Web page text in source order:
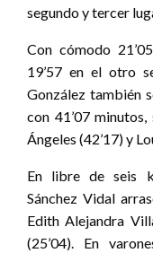
segundo y tercer
Con cómodo
19’57 en el otro
González también
con 41’07
Ángeles (42’17) y
En libre de seis
Sánchez Vidal
Edith Alejandra
(25’04). En